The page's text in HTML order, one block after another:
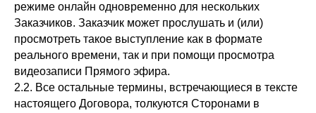
режиме онлайн одновременно для нескольких
Заказчиков. Заказчик может прослушать и (или)
просмотреть такое выступление как в формате
реального времени, так и при помощи просмотра
видеозаписи Прямого эфира.
2.2. Все остальные термины, встречающиеся в тексте
настоящего Договора, толкуются Сторонами в